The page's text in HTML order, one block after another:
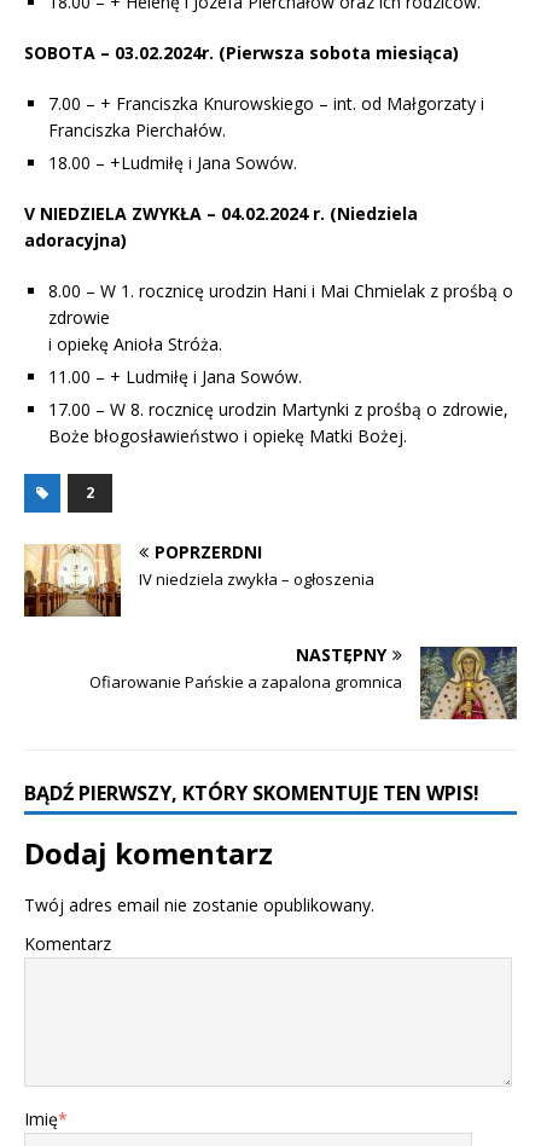
SOBOTA – 03.02.2024r. (Pierwsza sobota miesiąca)
7.00 – + Franciszka Knurowskiego – int. od Małgorzaty i
Franciszka Pierchałów.
18.00 – +Ludmiłę i Jana Sowów.
V NIEDZIELA ZWYKŁA – 04.02.2024 r. (Niedziela
adoracyjna)
8.00 – W 1. rocznicę urodzin Hani i Mai Chmielak z prośbą o
zdrowie
i opiekę Anioła Stróża.
11.00 – + Ludmiłę i Jana Sowów.
17.00 – W 8. rocznicę urodzin Martynki z prośbą o zdrowie,
Boże błogosławieństwo i opiekę Matki Bożej.
2
POPRZERDNI
IV niedziela zwykła – ogłoszenia
NASTĘPNY
Ofiarowanie Pańskie a zapalona gromnica
BĄDŹ PIERWSZY, KTÓRY SKOMENTUJE TEN WPIS!
Dodaj komentarz
Twój adres email nie zostanie opublikowany.
Komentarz
Imię*